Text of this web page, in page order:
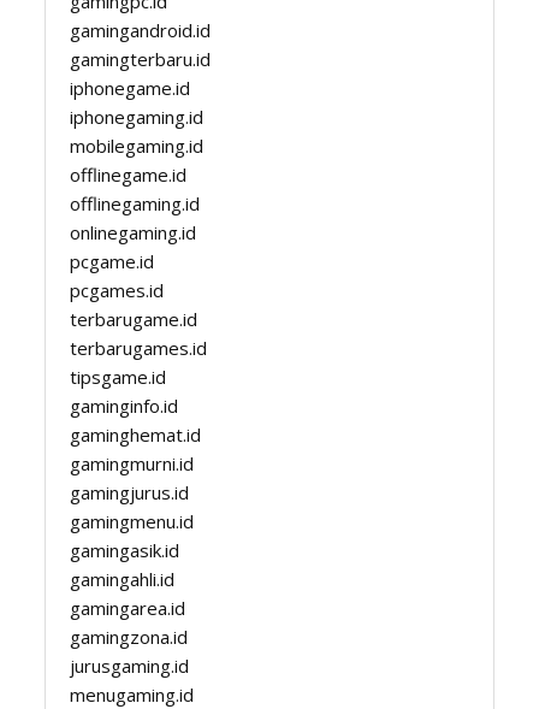
gamingandroid.id
gamingterbaru.id
iphonegame.id
iphonegaming.id
mobilegaming.id
offlinegame.id
offlinegaming.id
onlinegaming.id
pcgame.id
pcgames.id
terbarugame.id
terbarugames.id
tipsgame.id
gaminginfo.id
gaminghemat.id
gamingmurni.id
gamingjurus.id
gamingmenu.id
gamingasik.id
gamingahli.id
gamingarea.id
gamingzona.id
jurusgaming.id
menugaming.id